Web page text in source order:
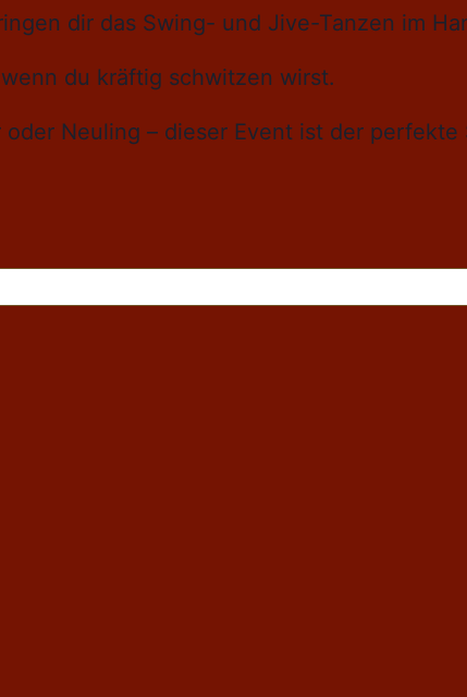
dir das Swing- und Jive-Tanzen im
du kräftig schwitzen wirst.
Neuling – dieser Event ist der